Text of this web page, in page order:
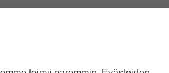
Tayyip Erdogania ja
otteista
taas heittivät poliisia